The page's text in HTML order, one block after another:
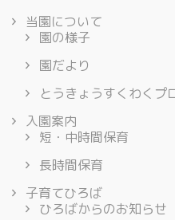
当園について
園の様子
園だより
とうきょうすくわくプ
入園案内
短・中時間保育
長時間保育
子育てひろば
ひろばからのお知らせ